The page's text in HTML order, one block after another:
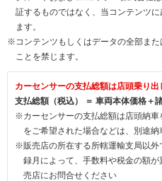
証するものではなく、当コンテンツ
ます。
※コンテンツもしくはデータの全部ま
ことを禁じます。
カーセンサーの支払総額は店頭乗り出
支払総額（税込） ＝ 車両本体価格＋
※カーセンサーの支払総額は店頭納
をご希望された場合などは、別途
※販売店の所在する所轄運輸支局以
録月によって、手数料や税金の額
売店にお問合せください